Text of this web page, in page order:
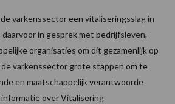
varkenssector een vitaliseringsslag in
in gesprek met bedrijfsleven,
organisaties om dit gezamenlijk op
varkenssector grote stappen om te
en maatschappelijk verantwoorde
over Vitalisering